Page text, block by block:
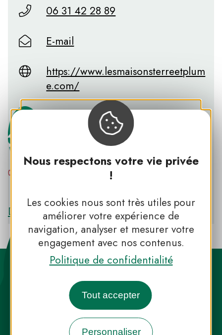
Nous respectons votre vie privée
!
Les cookies nous sont très utiles pour
améliorer votre expérience de
navigation, analyser et mesurer votre
engagement avec nos contenus.
Politique de confidentialité
Tout accepter
Personnaliser
06 31 42 28 89
E-mail
https://www.lesmaisonsterreetplum
e.com/
Découvrir le PNR DES VOSGES DU NORD
Destination Parcs, de l’inspiration en